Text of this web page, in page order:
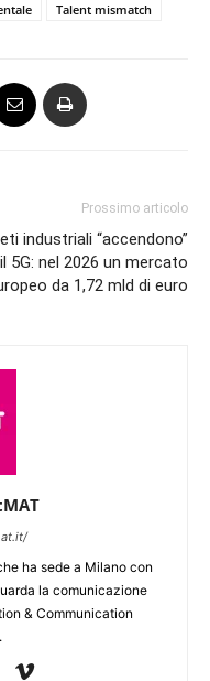
Talent mismatch
Prossimo articolo
industriali “accendono”
il 5G: nel 2026 un mercato
da 1,72 mld di euro
ha sede a Milano con
la comunicazione
& Communication